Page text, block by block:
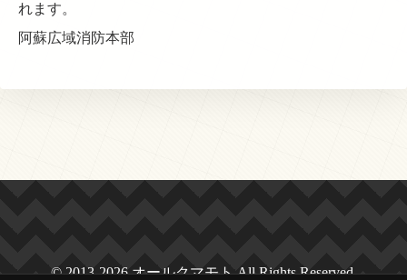
れます。
阿蘇広域消防本部
© 2013-2026 オールクマモト All Rights Reserved.